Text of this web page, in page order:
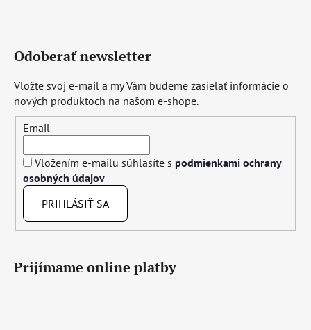
Odoberať newsletter
Vložte svoj e-mail a my Vám budeme zasielať informácie o
nových produktoch na našom e-shope.
Email
Vložením e-mailu súhlasíte s podmienkami ochrany
osobných údajov
PRIHLÁSIŤ SA
Prijímame online platby